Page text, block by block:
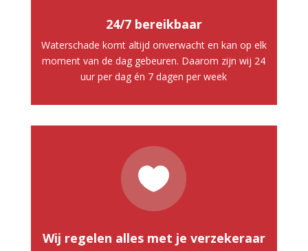
24/7 bereikbaar
Waterschade komt altijd onverwacht en kan op elk
moment van de dag gebeuren. Daarom zijn wij 24
uur per dag én 7 dagen per week

Wij regelen alles met je verzekeraar